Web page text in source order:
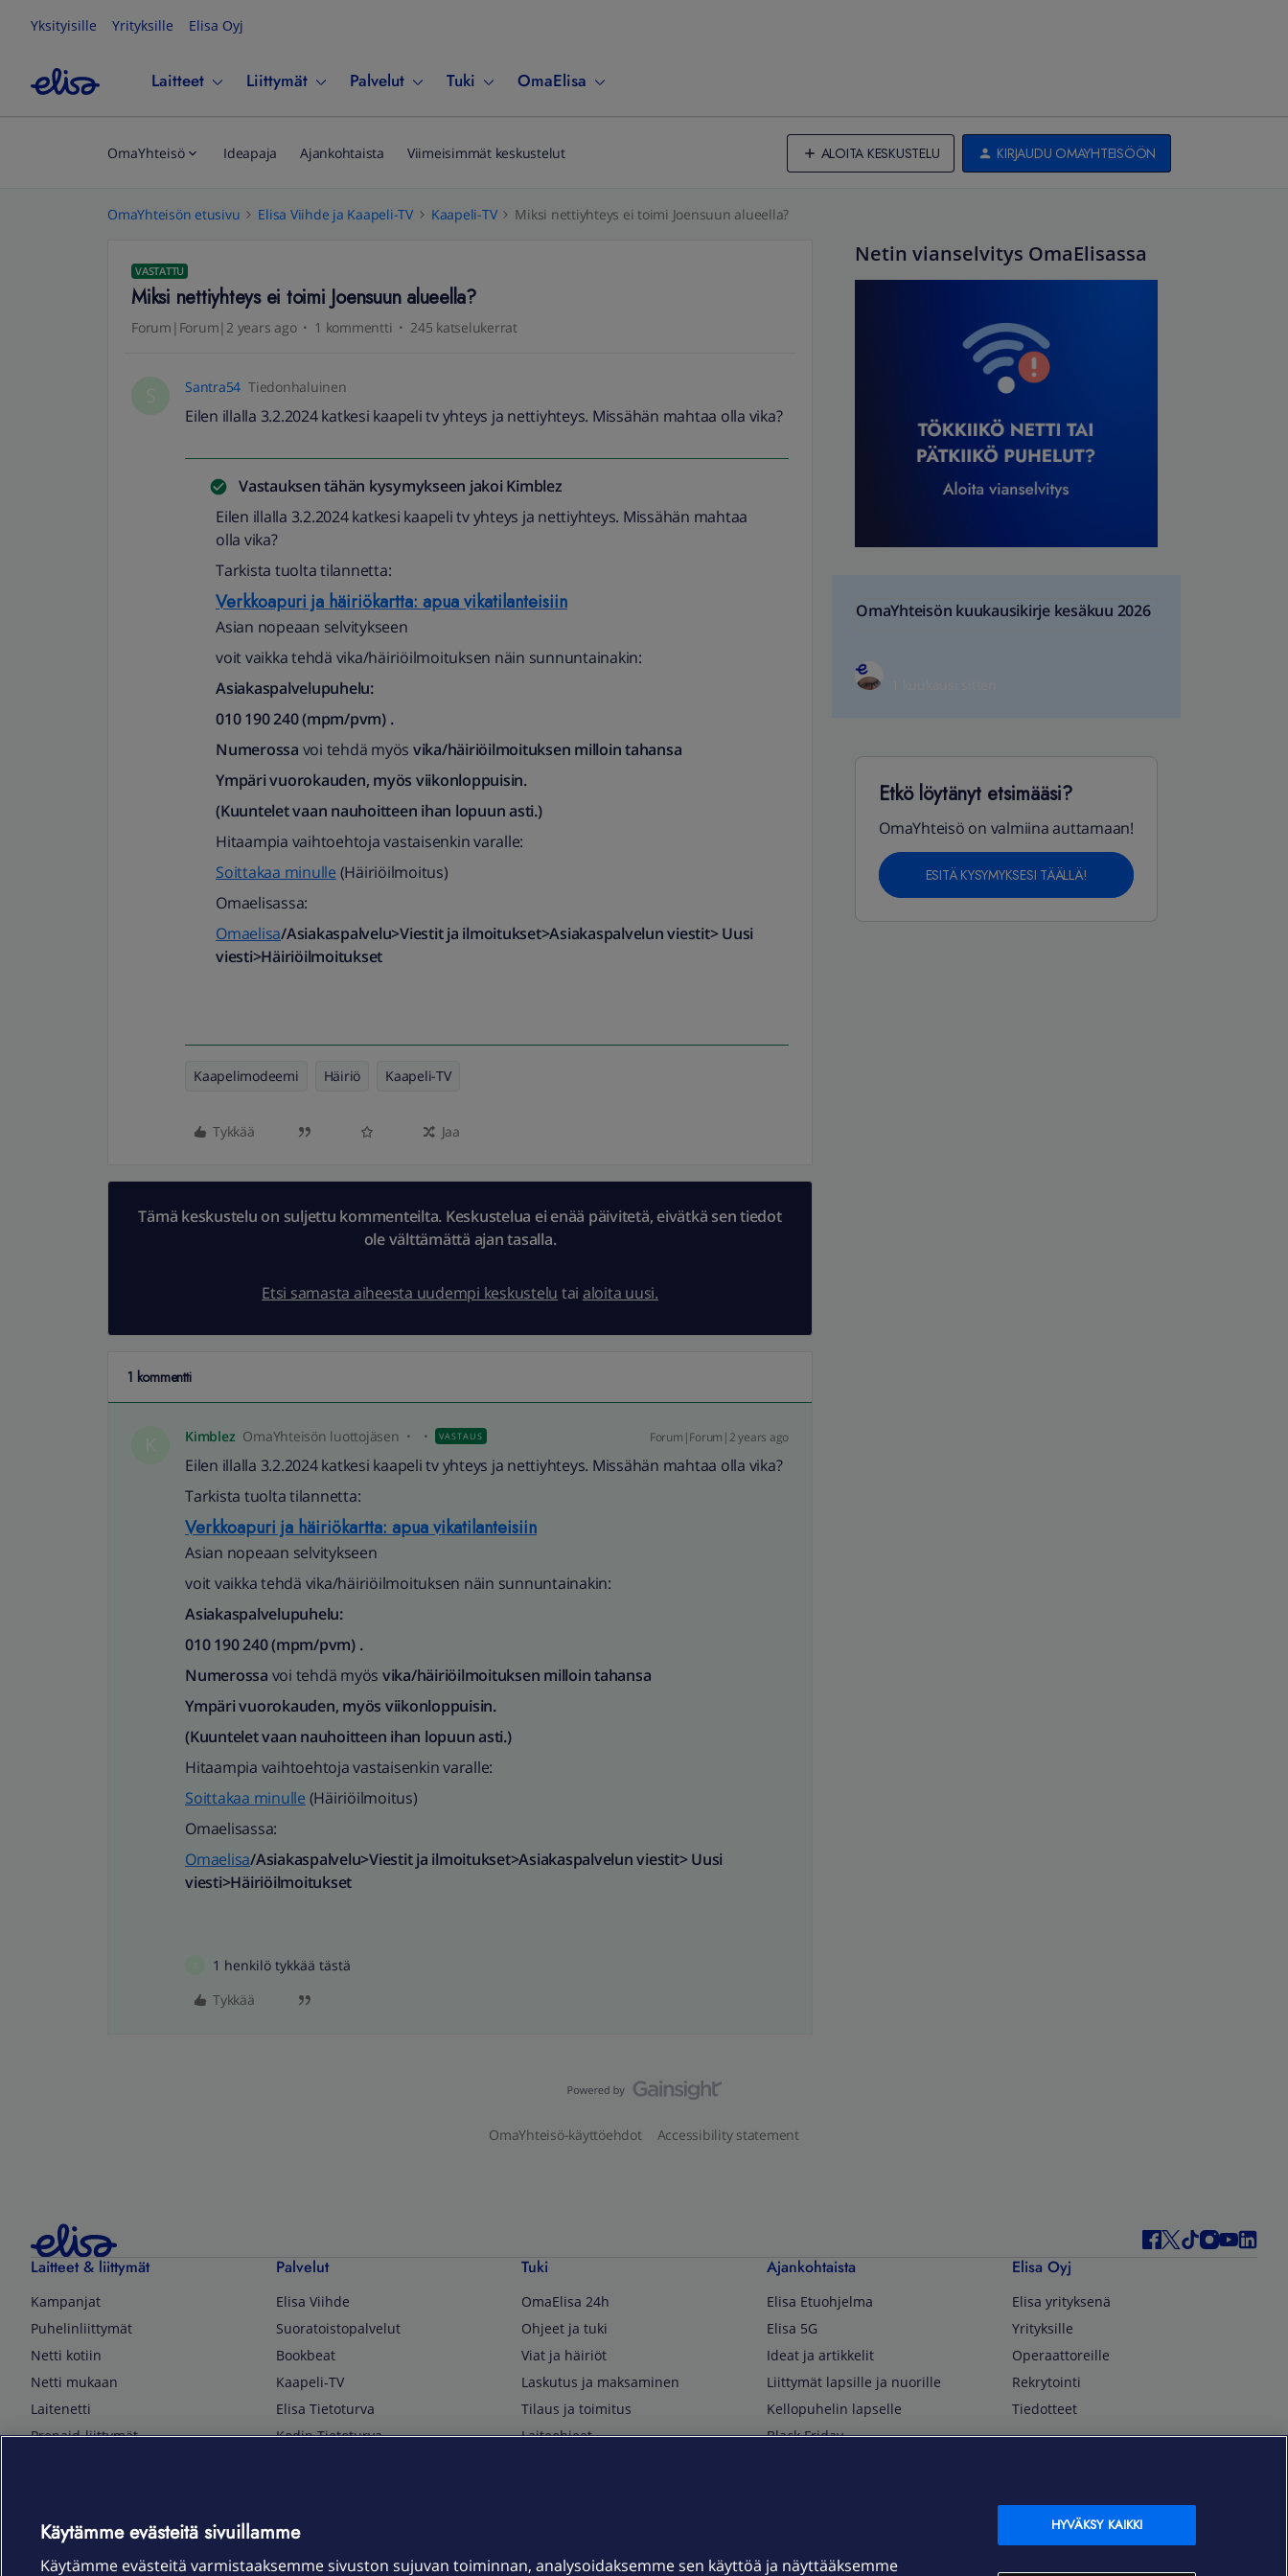
Yksityisille Yrityksille Elisa Oyj
Laitteet Liittymät Palvelut Tuki OmaElisa
OmaYhteisö Ideapaja Ajankohtaista Viimeisimmät keskustelut ALOITA KESKUSTELU KIRJAUDU OMAYHTEISÖÖN
OmaYhteisön etusivu Elisa Viihde ja Kaapeli-TV Kaapeli-TV Miksi nettiyhteys ei toimi Joensuun alueella?
VASTATTU
Miksi nettiyhteys ei toimi Joensuun alueella?
Forum|Forum|2 years ago 1 kommentti 245 katselukerrat
Santra54 Tiedonhaluinen
Eilen illalla 3.2.2024 katkesi kaapeli tv yhteys ja nettiyhteys. Missähän mahtaa olla vika?
Vastauksen tähän kysymykseen jakoi Kimblez
Eilen illalla 3.2.2024 katkesi kaapeli tv yhteys ja nettiyhteys. Missähän mahtaa
olla vika?
Tarkista tuolta tilannetta:
Verkkoapuri ja häiriökartta: apua vikatilanteisiin
Asian nopeaan selvitykseen
voit vaikka tehdä vika/häiriöilmoituksen näin sunnuntainakin:
Asiakaspalvelupuhelu:
010 190 240 (mpm/pvm)​ .
Numerossa voi tehdä myös vika/häiriöilmoituksen milloin tahansa
Ympäri vuorokauden, myös viikonloppuisin.
(Kuuntelet vaan nauhoitteen ihan lopuun asti.)
Hitaampia vaihtoehtoja vastaisenkin varalle:
Soittakaa minulle (Häiriöilmoitus)
Omaelisassa:
Omaelisa/Asiakaspalvelu>Viestit ja ilmoitukset>Asiakaspalvelun viestit> Uusi
viesti>Häiriöilmoitukset
Kaapelimodeemi Häiriö Kaapeli-TV
Tykkää Jaa
Tämä keskustelu on suljettu kommenteilta. Keskustelua ei enää päivitetä, eivätkä sen tiedot
ole välttämättä ajan tasalla.
Etsi samasta aiheesta uudempi keskustelu tai aloita uusi.
1 kommentti
Kimblez OmaYhteisön luottojäsen VASTAUS Forum|Forum|2 years ago
Eilen illalla 3.2.2024 katkesi kaapeli tv yhteys ja nettiyhteys. Missähän mahtaa olla vika?
Tarkista tuolta tilannetta:
Verkkoapuri ja häiriökartta: apua vikatilanteisiin
Asian nopeaan selvitykseen
voit vaikka tehdä vika/häiriöilmoituksen näin sunnuntainakin:
Asiakaspalvelupuhelu:
010 190 240 (mpm/pvm)​ .
Numerossa voi tehdä myös vika/häiriöilmoituksen milloin tahansa
Ympäri vuorokauden, myös viikonloppuisin.
(Kuuntelet vaan nauhoitteen ihan lopuun asti.)
Hitaampia vaihtoehtoja vastaisenkin varalle:
Soittakaa minulle (Häiriöilmoitus)
Omaelisassa:
Omaelisa/Asiakaspalvelu>Viestit ja ilmoitukset>Asiakaspalvelun viestit> Uusi
viesti>Häiriöilmoitukset
1 henkilö tykkää tästä
Tykkää
Netin vianselvitys OmaElisassa
OmaYhteisön kuukausikirje kesäkuu 2026
Etkö löytänyt etsimääsi?
OmaYhteisö on valmiina auttamaan!
ESITÄ KYSYMYKSESI TÄÄLLÄ!
OmaYhteisö-käyttöehdot Accessibility statement
Laitteet & liittymät
Kampanjat
Puhelinliittymät
Netti kotiin
Netti mukaan
Laitenetti
Prepaid-liittymät
TV & audio
Kodinkoneet
Palvelut
Elisa Viihde
Suoratoistopalvelut
Bookbeat
Kaapeli-TV
Elisa Tietoturva
Kodin Tietoturva
Elisa Kotiverkko
Elisa Pilvilinna
Tuki
OmaElisa 24h
Ohjeet ja tuki
Viat ja häiriöt
Laskutus ja maksaminen
Tilaus ja toimitus
Laiteohjeet
Kuuluvuuskartta
Ajankohtaista
Elisa Etuohjelma
Elisa 5G
Ideat ja artikkelit
Liittymät lapsille ja nuorille
Kellopuhelin lapselle
Black Friday
Elisa Oyj
Elisa yrityksenä
Yrityksille
Operaattoreille
Rekrytointi
Tiedotteet
OmaElisa Self Service
Moving to Finland
Käytämme evästeitä sivuillamme
Käytämme evästeitä varmistaaksemme sivuston sujuvan toiminnan, analysoidaksemme sen käyttöä ja näyttääksemme
HYVÄKSY KAIKKI